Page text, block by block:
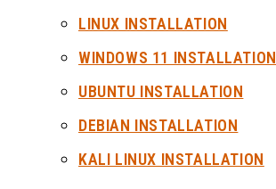
LINUX INSTALLATION
WINDOWS 11 INSTALLATION
UBUNTU INSTALLATION
DEBIAN INSTALLATION
KALI LINUX INSTALLATION